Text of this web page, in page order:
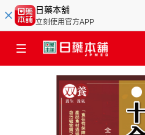
日藥本舖
立刻使用官方APP